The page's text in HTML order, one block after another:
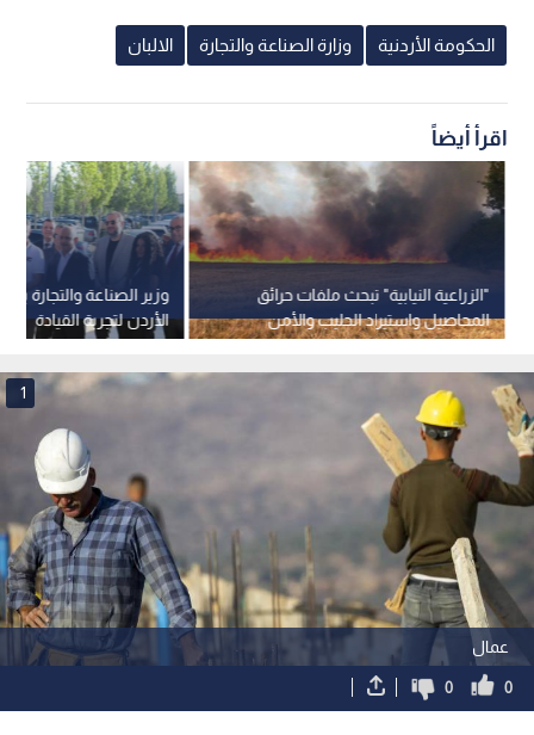
الحكومة الأردنية وزارة الصناعة والتجارة الالبان
اقرأ أيضاً
وزير الصناعة والتجارة
الأردن لتجربة القيادة
"الزراعية النيابية" تبحث ملفات حرائق
المحاصيل واستيراد الحليب والأمن
الغذائي في الأردن
عمال
1
0
0